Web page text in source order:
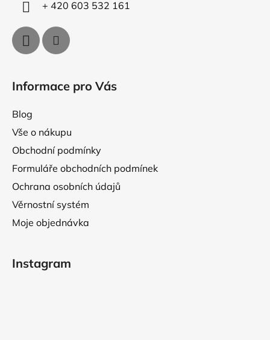
+ 420 603 532 161
Informace pro Vás
Blog
Vše o nákupu
Obchodní podmínky
Formuláře obchodních podmínek
Ochrana osobních údajů
Věrnostní systém
Moje objednávka
Instagram